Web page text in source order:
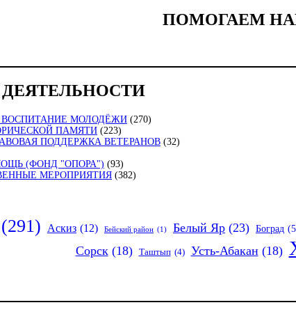
ПОМОГАЕМ
МОЛОДЁЖИ (270)
ПАМЯТИ (223)
ПОДДЕРЖКА ВЕТЕРАНОВ (32)
(ФОНД "ОПОРА") (93)
МЕРОПРИЯТИЯ (382)
(291) Аскиз (12) Бейский район (1) Белый Яр (23) Боград
Сорск (18) Таштып (4) Усть-Абакан (18)